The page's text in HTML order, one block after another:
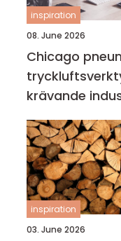
inspiration
08. June 2026
Chicago
krävande
inspiration
03. June 2026